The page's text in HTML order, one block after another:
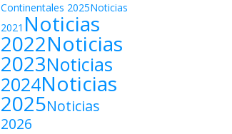
Continentales 2025Noticias
2021 Noticias
2022Noticias
2023Noticias
2024Noticias
2025Noticias
2026